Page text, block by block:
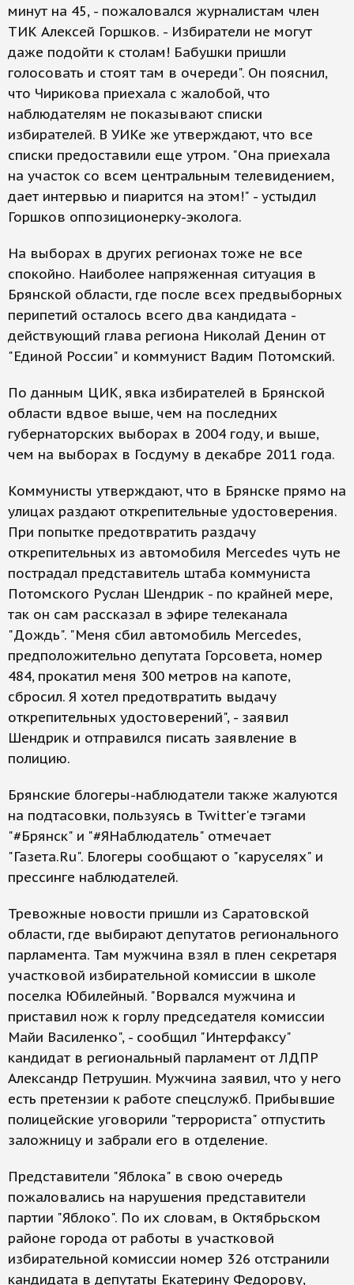
минут на 45, - пожаловался журналистам член
ТИК Алексей Горшков. - Избиратели не могут
даже подойти к столам! Бабушки пришли
голосовать и стоят там в очереди". Он пояснил,
что Чирикова приехала с жалобой, что
наблюдателям не показывают списки
избирателей. В УИКе же утверждают, что все
списки предоставили еще утром. "Она приехала
на участок со всем центральным телевидением,
дает интервью и пиарится на этом!" - устыдил
Горшков оппозиционерку-эколога.
На выборах в других регионах тоже не все
спокойно. Наиболее напряженная ситуация в
Брянской области, где после всех предвыборных
перипетий осталось всего два кандидата -
действующий глава региона Николай Денин от
"Единой России" и коммунист Вадим Потомский.
По данным ЦИК, явка избирателей в Брянской
области вдвое выше, чем на последних
губернаторских выборах в 2004 году, и выше,
чем на выборах в Госдуму в декабре 2011 года.
Коммунисты утверждают, что в Брянске прямо на
улицах раздают открепительные удостоверения.
При попытке предотвратить раздачу
открепительных из автомобиля Mercedes чуть не
пострадал представитель штаба коммуниста
Потомского Руслан Шендрик - по крайней мере,
так он сам рассказал в эфире телеканала
"Дождь". "Меня сбил автомобиль Mercedes,
предположительно депутата Горсовета, номер
484, прокатил меня 300 метров на капоте,
сбросил. Я хотел предотвратить выдачу
открепительных удостоверений", - заявил
Шендрик и отправился писать заявление в
полицию.
Брянские блогеры-наблюдатели также жалуются
на подтасовки, пользуясь в Twitter'е тэгами
"#Брянск" и "#ЯНаблюдатель" отмечает
"Газета.Ru". Блогеры сообщают о "каруселях" и
прессинге наблюдателей.
Тревожные новости пришли из Саратовской
области, где выбирают депутатов регионального
парламента. Там мужчина взял в плен секретаря
участковой избирательной комиссии в школе
поселка Юбилейный. "Ворвался мужчина и
приставил нож к горлу председателя комиссии
Майи Василенко", - сообщил "Интерфаксу"
кандидат в региональный парламент от ЛДПР
Александр Петрушин. Мужчина заявил, что у него
есть претензии к работе спецслужб. Прибывшие
полицейские уговорили "террориста" отпустить
заложницу и забрали его в отделение.
Представители "Яблока" в свою очередь
пожаловались на нарушения представители
партии "Яблоко". По их словам, в Октябрьском
районе города от работы в участковой
избирательной комиссии номер 326 отстранили
кандидата в депутаты Екатерину Федорову,